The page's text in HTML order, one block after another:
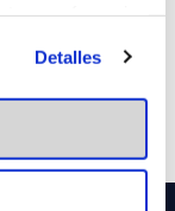
preferencias
puedes
Detalles